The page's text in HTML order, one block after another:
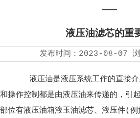
液压油滤芯的重
发布时间： 2023-08-07
液压油是液压系统工作的直接介
和操作控制都是由液压油来传递的，引
部位有液压油箱液玉油滤芯、液压件(